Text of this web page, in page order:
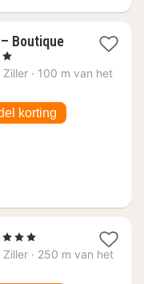
Boutique
Ziller · 100 m van het
korting
1
nacht
, 3 Sterren
Ziller · 250 m van het